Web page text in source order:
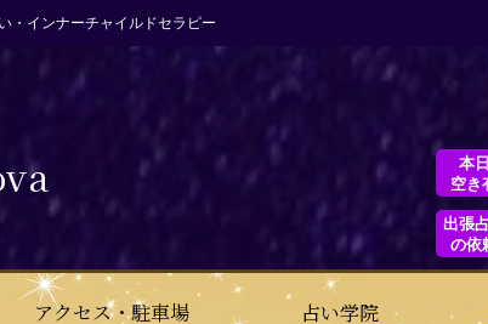
・インナーチャイルドセラピー
本日
空き
出張
の依
アクセス・駐車場 占い学院